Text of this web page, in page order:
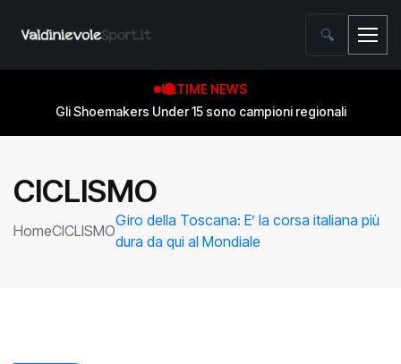
🔍
ULTIME NEWS
Gli Shoemakers Under 15 sono campioni regionali
CICLISMO
HomeCICLISMO
Giro della Toscana: E’ la corsa italiana più
dura da qui al Mondiale